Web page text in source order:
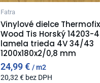
Fatra
Vinylové dielce Thermofix
Wood Tis Horský 14203-
lamela trieda 4V 34/43
1200x180x2/0,8 mm
24,99€ m2
20,32 € bez DPH